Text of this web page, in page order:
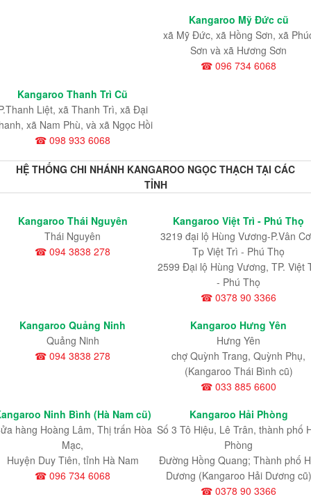
Kangaroo Mỹ Đức cũ
xã Mỹ Đức, xã Hồng Sơn, xã
Sơn và xã Hương Sơn
☎ 096 734 6068
Kangaroo Thanh Trì Cũ
Liệt, xã Thanh Trì, xã Đại
xã Nam Phù, và xã Ngọc Hồi
☎ 098 933 6068
HỆ THỐNG CHI NHÁNH KANGAROO NGỌC THẠCH TẠI CÁC
TỈNH
Kangaroo Thái Nguyên
Thái Nguyên
☎ 094 3838 278
Kangaroo Việt Trì - Phú Thọ
3219 đại lộ Hùng Vương-P.Vân
Tp Việt Trì - Phú Thọ
2599 Đại lộ Hùng Vương, TP. Việt
- Phú Thọ
☎ 0378 90 3366
Kangaroo Quảng Ninh
Quảng Ninh
☎ 094 3838 278
Kangaroo Hưng Yên
Hưng Yên
chợ Quỳnh Trang, Quỳnh Phụ,
(Kangaroo Thái Bình cũ)
☎ 033 885 6600
Ninh Bình (Hà Nam cũ)
hàng Hoàng Lâm, Thị trấn Hòa
Mạc,
Huyện Duy Tiên, tỉnh Hà Nam
☎ 096 734 6068
Kangaroo Hải Phòng
Số 3 Tô Hiệu, Lê Trân, thành phố
Phòng
Đường Hồng Quang; Thành phố
Dương (Kangaroo Hải Dương cũ)
☎ 0378 90 3366